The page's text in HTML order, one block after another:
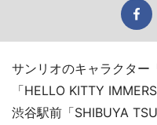
サンリオのキャラクター
「HELLO KITTY
渋谷駅前「SHIBUYA